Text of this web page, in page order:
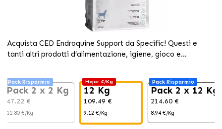
Acquista CED Endroquine Support da Specific! Questi e
tanti altri prodotti d’alimentazione, igiene, gioco e
Pack Risparmio
Pack 2 x 2 Kg
47.22 €
11.80 €/Kg
Mejor €/Kg
12 Kg
109.49 €
9.12 €/Kg
Pack Risparmio
Pack 2 x 12 Kg
214.60 €
8.94 €/Kg